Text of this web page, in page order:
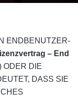
ENDBENUTZER-
– End
ODER DIE
DASS SIE